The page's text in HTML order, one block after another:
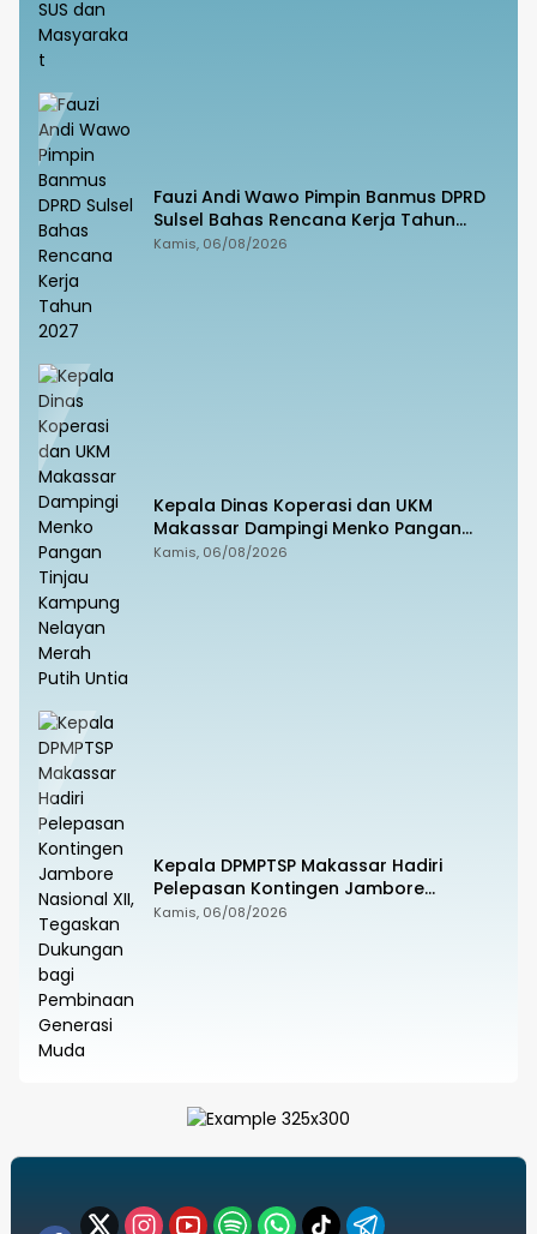
Fauzi Andi Wawo Pimpin Banmus DPRD
Sulsel Bahas Rencana Kerja Tahun
2027
Kamis, 06/08/2026
Kepala Dinas Koperasi dan UKM
Makassar Dampingi Menko Pangan
Tinjau Kampung Nelayan Merah Putih
Kamis, 06/08/2026
Kepala DPMPTSP Makassar Hadiri
Pelepasan Kontingen Jambore
Nasional XII, Tegaskan Dukungan bagi
Kamis, 06/08/2026